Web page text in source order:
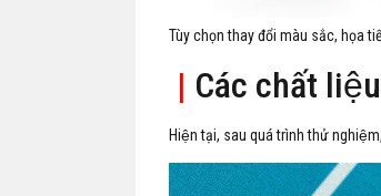
Tùy chọn thay đổi màu sắc, họa
| Các chất
Hiện tại, sau quá trình thử